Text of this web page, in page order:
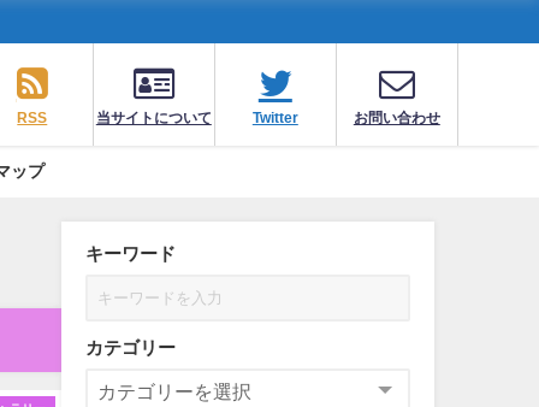
RSS 当サイトについて Twitter お問い合わせ
ップ
キーワード
カテゴリー